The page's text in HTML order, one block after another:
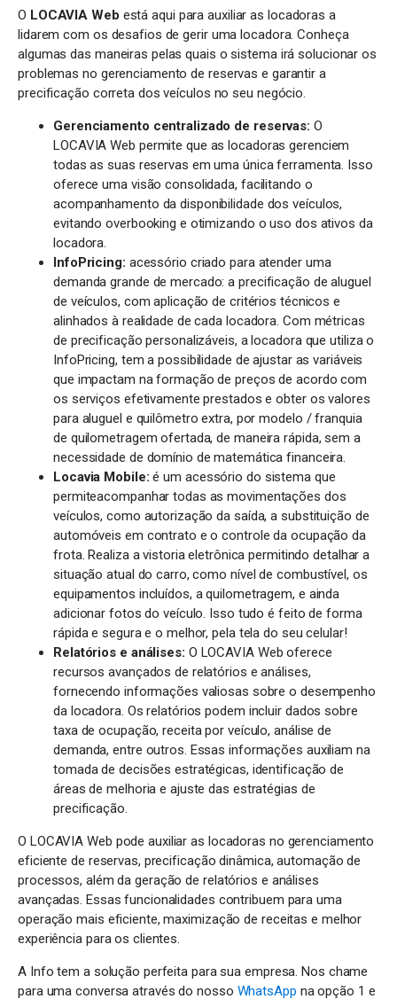
O LOCAVIA Web está aqui para auxiliar as locadoras a
lidarem com os desafios de gerir uma locadora. Conheça
algumas das maneiras pelas quais o sistema irá solucionar os
problemas no gerenciamento de reservas e garantir a
precificação correta dos veículos no seu negócio.
Gerenciamento centralizado de reservas: O
LOCAVIA Web permite que as locadoras gerenciem
todas as suas reservas em uma única ferramenta. Isso
oferece uma visão consolidada, facilitando o
acompanhamento da disponibilidade dos veículos,
evitando overbooking e otimizando o uso dos ativos da
locadora.
InfoPricing: acessório criado para atender uma
demanda grande de mercado: a precificação de aluguel
de veículos, com aplicação de critérios técnicos e
alinhados à realidade de cada locadora. Com métricas
de precificação personalizáveis, a locadora que utiliza o
InfoPricing, tem a possibilidade de ajustar as variáveis
que impactam na formação de preços de acordo com
os serviços efetivamente prestados e obter os valores
para aluguel e quilômetro extra, por modelo / franquia
de quilometragem ofertada, de maneira rápida, sem a
necessidade de domínio de matemática financeira.
Locavia Mobile:é um acessório do sistema que
permiteacompanhar todas as movimentações dos
veículos, como autorização da saída, a substituição de
automóveis em contrato e o controle da ocupação da
frota. Realiza a vistoria eletrônica permitindo detalhar a
situação atual do carro, como nível de combustível, os
equipamentos incluídos, a quilometragem, e ainda
adicionar fotos do veículo. Isso tudo é feito de forma
rápida e segura e o melhor, pela tela do seu celular!
Relatórios e análises: O LOCAVIA Web oferece
recursos avançados de relatórios e análises,
fornecendo informações valiosas sobre o desempenho
da locadora. Os relatórios podem incluir dados sobre
taxa de ocupação, receita por veículo, análise de
demanda, entre outros. Essas informações auxiliam na
tomada de decisões estratégicas, identificação de
áreas de melhoria e ajuste das estratégias de
precificação.
O LOCAVIA Web pode auxiliar as locadoras no gerenciamento
eficiente de reservas, precificação dinâmica, automação de
processos, além da geração de relatórios e análises
avançadas. Essas funcionalidades contribuem para uma
operação mais eficiente, maximização de receitas e melhor
experiência para os clientes.
A Info tem a solução perfeita para sua empresa. Nos chame
para uma conversa através do nosso WhatsApp na opção 1 e